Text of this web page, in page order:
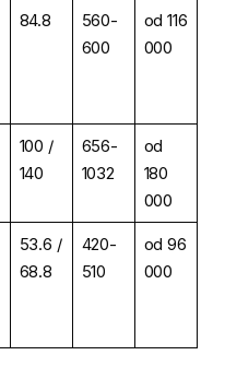
84.8
560-
600
od 116
000
100 /
140
656-
1032
od
180
000
53.6 /
68.8
420-
510
od 96
000